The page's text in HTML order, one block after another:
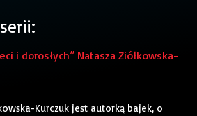
i dorosłych” Natasza Ziółkowska-
Kurczuk jest autorką bajek, o